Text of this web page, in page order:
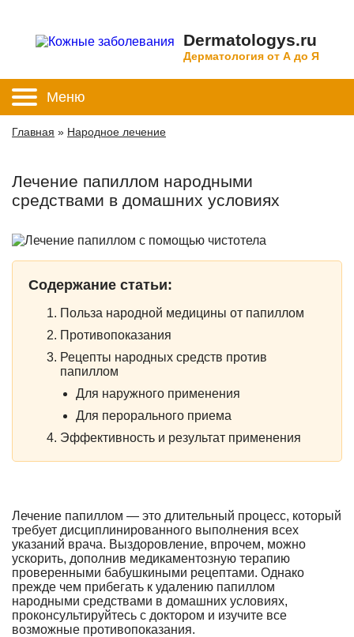
Dermatologys.ru
Дерматология от А до Я
Меню
Главная » Народное лечение
Лечение папиллом народными
средствами в домашних условиях
Содержание статьи:
Польза народной медицины от папиллом
Противопоказания
Рецепты народных средств против
папиллом
Для наружного применения
Для перорального приема
Эффективность и результат применения
Лечение папиллом — это длительный процесс, который
требует дисциплинированного выполнения всех
указаний врача. Выздоровление, впрочем, можно
ускорить, дополнив медикаментозную терапию
проверенными бабушкиными рецептами. Однако
прежде чем прибегать к удалению папиллом
народными средствами в домашних условиях,
проконсультируйтесь с доктором и изучите все
возможные противопоказания.